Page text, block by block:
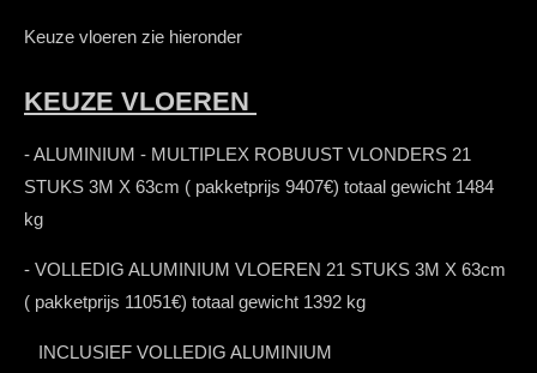
Keuze vloeren zie hieronder
KEUZE VLOEREN
- ALUMINIUM - MULTIPLEX ROBUUST VLONDERS 21
STUKS 3M X 63cm ( pakketprijs 9407€) totaal gewicht 1484
kg
- VOLLEDIG ALUMINIUM VLOEREN 21 STUKS 3M X 63cm
( pakketprijs 11051€) totaal gewicht 1392 kg
INCLUSIEF VOLLEDIG ALUMINIUM